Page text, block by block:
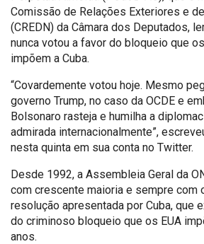
Comissão de Relações Exteriores e
(CREDN) da Câmara dos Deputados,
nunca votou a favor do bloqueio que
impõem a Cuba.
“Covardemente votou hoje. Mesmo
governo Trump, no caso da OCDE e
Bolsonaro rasteja e humilha a
admirada internacionalmente”,
nesta quinta em sua conta no Twitter.
Desde 1992, a Assembleia Geral da
com crescente maioria e sempre com
resolução apresentada por Cuba, que
do criminoso bloqueio que os EUA
anos.